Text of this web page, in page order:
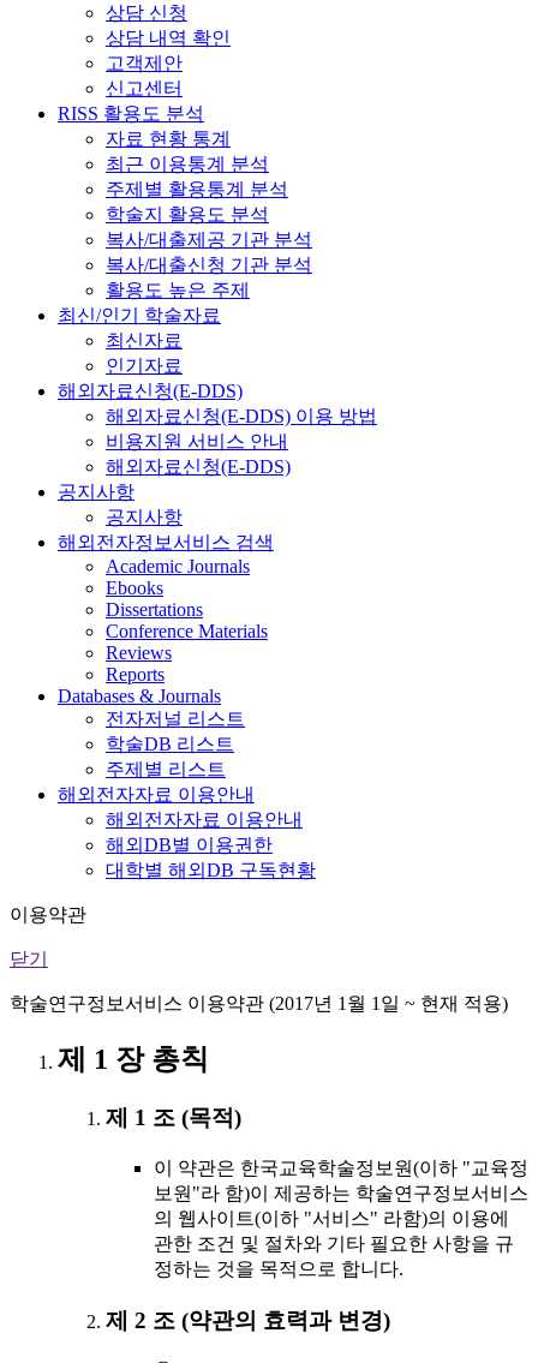
상담 신청
상담 내역 확인
고객제안
신고센터
RISS 활용도 분석
자료 현황 통계
최근 이용통계 분석
주제별 활용통계 분석
학술지 활용도 분석
복사/대출제공 기관 분석
복사/대출신청 기관 분석
활용도 높은 주제
최신/인기 학술자료
최신자료
인기자료
해외자료신청(E-DDS)
해외자료신청(E-DDS) 이용 방법
비용지원 서비스 안내
해외자료신청(E-DDS)
공지사항
공지사항
해외전자정보서비스 검색
Academic Journals
Ebooks
Dissertations
Conference Materials
Reviews
Reports
Databases & Journals
전자저널 리스트
학술DB 리스트
주제별 리스트
해외전자자료 이용안내
해외전자자료 이용안내
해외DB별 이용권한
대학별 해외DB 구독현황
이용약관
닫기
학술연구정보서비스 이용약관 (2017년 1월 1일 ~ 현재 적용)
제 1 장 총칙
제 1 조 (목적)
이 약관은 한국교육학술정보원(이하 "교육정
보원"라 함)이 제공하는 학술연구정보서비스
의 웹사이트(이하 "서비스" 라함)의 이용에
관한 조건 및 절차와 기타 필요한 사항을 규
정하는 것을 목적으로 합니다.
제 2 조 (약관의 효력과 변경)